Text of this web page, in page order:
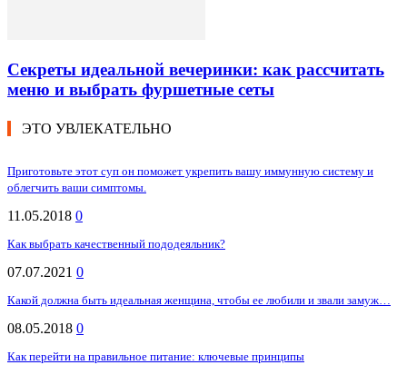
Секреты идеальной вечеринки: как рассчитать
меню и выбрать фуршетные сеты
ЭТО УВЛЕКАТЕЛЬНО
Приготовьте этот суп он поможет укрепить вашу иммунную систему и
облегчить ваши симптомы.
11.05.2018 0
Как выбрать качественный пододеяльник?
07.07.2021 0
Какой должна быть идеальная женщина, чтобы ее любили и звали замуж…
08.05.2018 0
Как перейти на правильное питание: ключевые принципы